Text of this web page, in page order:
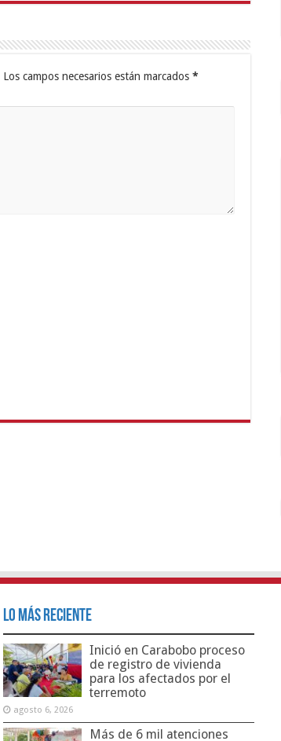
Los campos necesarios están marcados *
Lo Más Reciente
Inició en Carabobo proceso
de registro de vivienda
para los afectados por el
terremoto
agosto 6, 2026
Más de 6 mil atenciones